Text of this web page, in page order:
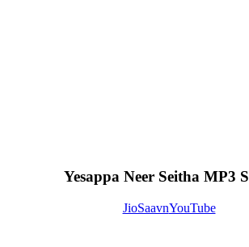
Yesappa Neer Seitha MP3
JioSaavnYouTube